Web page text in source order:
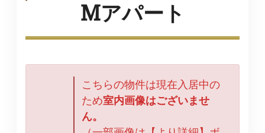
Mアパート
こちらの物件は現在入居中の
ため室内画像はございませ
ん。